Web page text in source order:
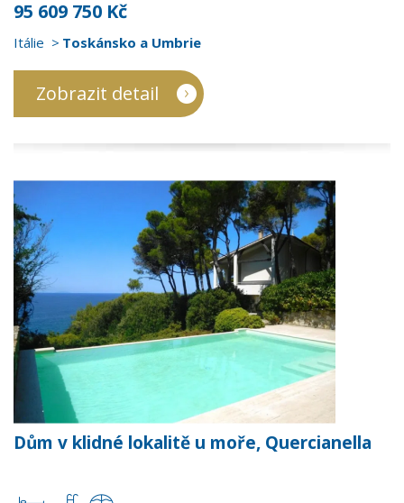
95 609 750 Kč
Itálie Toskánsko a Umbrie
Zobrazit detail
Dům v klidné lokalitě u moře, Quercianella